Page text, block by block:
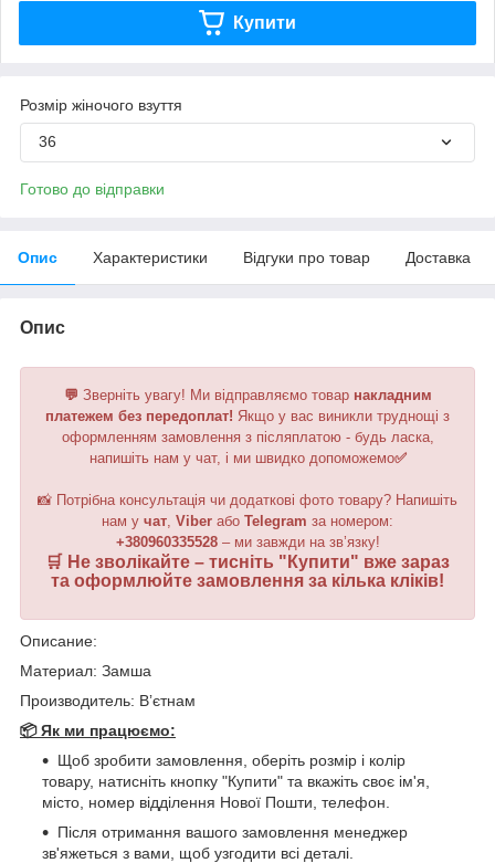
Купити
Розмір жіночого взуття
36
Готово до відправки
Опис Характеристики Відгуки про товар Доставка
Опис
💬 Зверніть увагу! Ми відправляємо товар накладним
платежем без передоплат! Якщо у вас виникли труднощі з
оформленням замовлення з післяплатою - будь ласка,
напишіть нам у чат, і ми швидко допоможемо✅
📸 Потрібна консультація чи додаткові фото товару? Напишіть
нам у чат Viber або Telegram за номером:
+380960335528– ми завжди на зв’язку!
🛒 Не зволікайте – тисніть " Купити" вже зараз
та оформлюйте замовлення за кілька кліків!
Описание:
Материал: Замша
Производитель: Вʼєтнам
📦 Як ми працюємо:
Щоб зробити замовлення, оберіть розмір і колір
товару, натисніть кнопку "Купити" та вкажіть своє ім'я,
місто, номер відділення Нової Пошти, телефон.
Після отримання вашого замовлення менеджер
зв'яжеться з вами, щоб узгодити всі деталі.